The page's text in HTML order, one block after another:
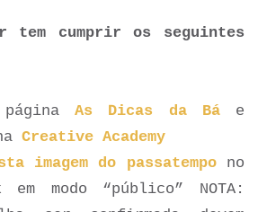
tem cumprir os seguintes
As Dicas da Báe
Creative Academy
imagem do passatempo
no
em modo “público” NOTA: